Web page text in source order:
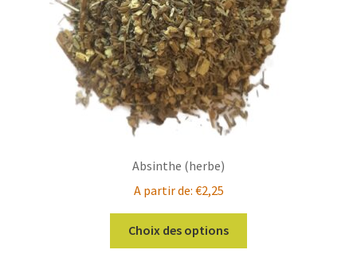
Absinthe (herbe)
A partir de: €2,25
Choix des options